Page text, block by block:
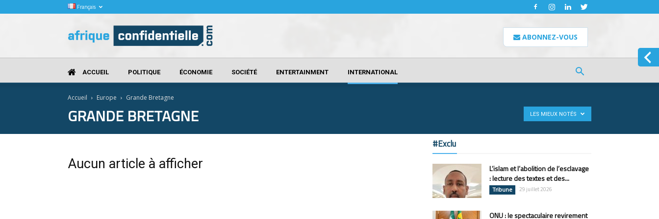
Français
Confidentielle
ABONNEZ-VOUS
ACCUEIL POLITIQUE ÉCONOMIE SOCIÉTÉ ENTERTAINMENT INTERNATIONAL
Accueil Europe Grande Bretagne
GRANDE BRETAGNE LES MIEUX NOTÉS
Aucun article à afficher
#Exclu
L’islam et l’abolition de l’esclavage
: lecture des textes et des...
Tribune 29 juillet 2026
ONU : le spectaculaire revirement